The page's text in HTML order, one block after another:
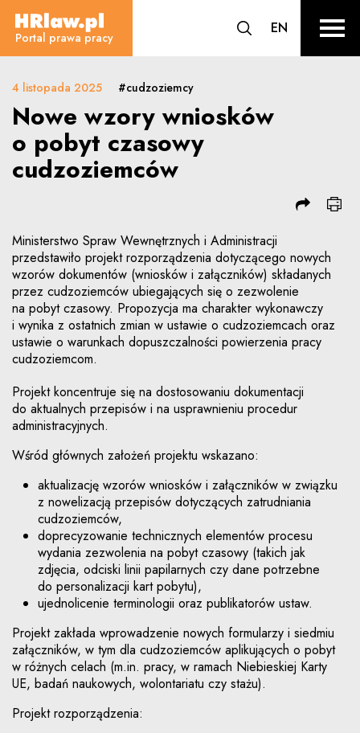
Nowe wzory wniosków o pobyt
HRLaw.pl
Portal prawa pracy przejdź do
EN CHANGE
sr
4 listopada 2025 #cudzoziemcy
Nowe wzory wniosków
o pobyt czasowy
cudzoziemców
Ministerstwo Spraw Wewnętrznych i Administracji
przedstawiło projekt rozporządzenia dotyczącego nowych
wzorów dokumentów (wniosków i załączników) składanych
przez cudzoziemców ubiegających się o zezwolenie
na pobyt czasowy. Propozycja ma charakter wykonawczy
i wynika z ostatnich zmian w ustawie o cudzoziemcach oraz
ustawie o warunkach dopuszczalności powierzenia pracy
cudzoziemcom.
Projekt koncentruje się na dostosowaniu dokumentacji
do aktualnych przepisów i na usprawnieniu procedur
administracyjnych.
Wśród głównych założeń projektu wskazano:
aktualizację wzorów wniosków i załączników w związku
z nowelizacją przepisów dotyczących zatrudniania
cudzoziemców,
doprecyzowanie technicznych elementów procesu
wydania zezwolenia na pobyt czasowy (takich jak
zdjęcia, odciski linii papilarnych czy dane potrzebne
do personalizacji kart pobytu),
ujednolicenie terminologii oraz publikatorów ustaw.
Projekt zakłada wprowadzenie nowych formularzy i siedmiu
załączników, w tym dla cudzoziemców aplikujących o pobyt
w różnych celach (m.in. pracy, w ramach Niebieskiej Karty
UE, badań naukowych, wolontariatu czy stażu).
Projekt rozporządzenia: